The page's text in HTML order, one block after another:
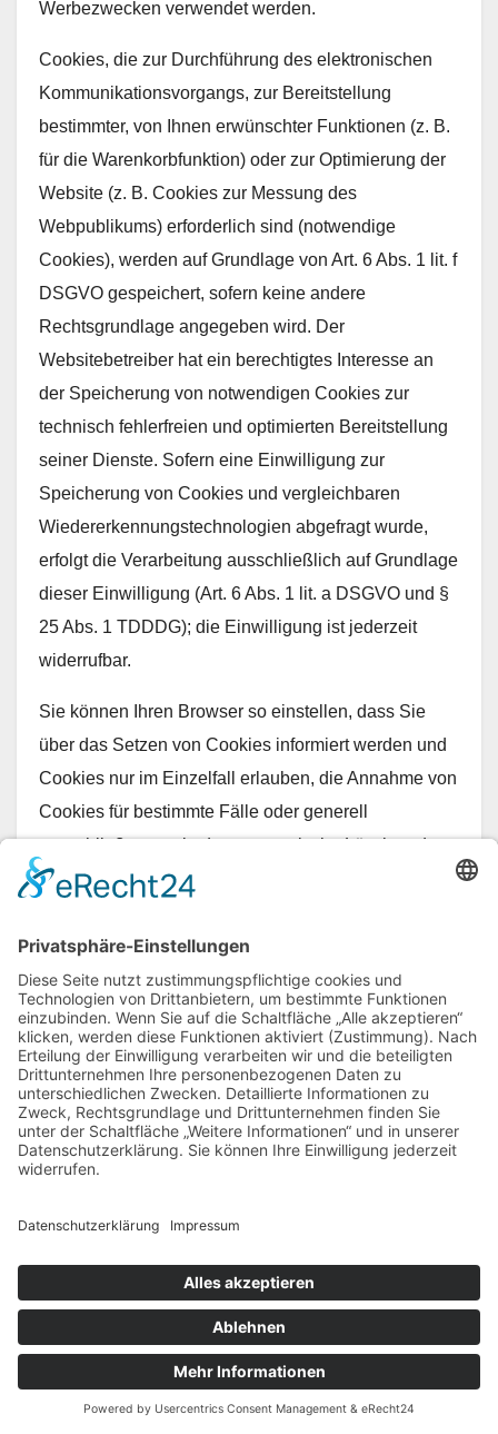
Werbezwecken verwendet werden.
Cookies, die zur Durchführung des elektronischen
Kommunikationsvorgangs, zur Bereitstellung
bestimmter, von Ihnen erwünschter Funktionen (z. B.
für die Warenkorbfunktion) oder zur Optimierung der
Website (z. B. Cookies zur Messung des
Webpublikums) erforderlich sind (notwendige
Cookies), werden auf Grundlage von Art. 6 Abs. 1 lit. f
DSGVO gespeichert, sofern keine andere
Rechtsgrundlage angegeben wird. Der
Websitebetreiber hat ein berechtigtes Interesse an
der Speicherung von notwendigen Cookies zur
technisch fehlerfreien und optimierten Bereitstellung
seiner Dienste. Sofern eine Einwilligung zur
Speicherung von Cookies und vergleichbaren
Wiedererkennungstechnologien abgefragt wurde,
erfolgt die Verarbeitung ausschließlich auf Grundlage
dieser Einwilligung (Art. 6 Abs. 1 lit. a DSGVO und §
25 Abs. 1 TDDDG); die Einwilligung ist jederzeit
widerrufbar.
Sie können Ihren Browser so einstellen, dass Sie
über das Setzen von Cookies informiert werden und
Cookies nur im Einzelfall erlauben, die Annahme von
Cookies für bestimmte Fälle oder generell
ausschließen sowie das automatische Löschen der
Cookies beim Schließen des Browsers aktivieren.
Funktionalität dieser Website eingeschränkt sein.
Welche Cookies und Dienste auf dieser Website
eingesetzt werden, können Sie dieser
Datenschutzerklärung entnehmen.
Einwilligung mit Usercentrics
Diese Website nutzt die Consent-Technologie von
Einsatz bestimmter Technologien einzuholen und
diese datenschutzkonform zu dokumentieren.
Anbieter dieser Technologie ist die Usercentrics
GmbH, Sendlinger Straße 7, 80331 München,
Website:https://usercentrics.com/de/(im Folgenden